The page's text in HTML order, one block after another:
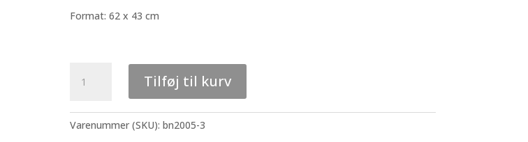
Format: 62 x 43 cm
Nørgaard
Tilføj til kurv
Varenummer (SKU):bn2005-3